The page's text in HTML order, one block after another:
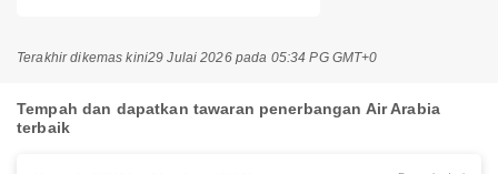
Terakhir dikemas kini29 Julai 2026 pada 05:34 PG GMT+0
Tempah dan dapatkan tawaran penerbangan Air Arabia
terbaik